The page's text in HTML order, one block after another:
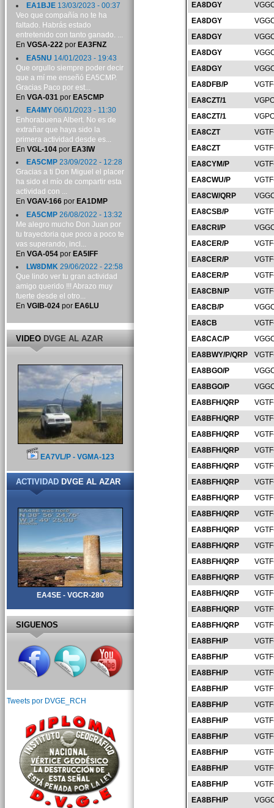
EA8DGY
EA8DGY
EA8DGY
EA8DGY
EA8DGY
EA8DFB/P
EA8CZT/1
EA8CZT/1
EA8CZT
EA8CZT
EA8CYM/P
EA8CWU/P
EA8CW/QRP
EA8CSB/P
EA8CRI/P
EA8CER/P
EA8CER/P
EA8CER/P
EA8CBN/P
EA8CB/P
EA8CB
EA8CAC/P
EA8BWY/P/QRP
EA8BGO/P
EA8BGO/P
EA8BFH/QRP
EA8BFH/QRP
EA8BFH/QRP
EA8BFH/QRP
EA8BFH/QRP
EA8BFH/QRP
EA8BFH/QRP
EA8BFH/QRP
EA8BFH/QRP
EA8BFH/QRP
EA8BFH/QRP
EA8BFH/QRP
EA8BFH/QRP
EA8BFH/QRP
EA8BFH/QRP
EA8BFH/P
EA8BFH/P
EA8BFH/P
EA8BFH/P
EA8BFH/P
EA8BFH/P
EA8BFH/P
EA8BFH/P
EA8BFH/P
EA8BFH/P
EA8BFH/P
EA1BJE13/03/2023 - 00:37
Veo que compañía no te ha
faltado. Habrás estado
entretenido con tanto ganado. ...
En VGSA-222por EA3FNZ
EA5NU 14/01/2023 - 19:43
Que orgullo siempre poder decir
que a mí me enseñó EA5CMP.
Gracias Paco por est...
En VGA-031 por EA5CMP
EA4MY06/01/2023 - 11:30
Enhorabuena Albert. No es de
extrañar que haya sido la
primera actividad desde es...
En VGL-104por EA3IW
EA5CMP23/09/2022 - 12:28
Gracias a ti Don Miguel el placer
ha sido el mío de compartir esta
actividad con ...
En VGAV-166por EA1DMP
EA5CMP26/08/2022 - 13:32
Me alegro mucho Don Juan por
tu trayectoria que poco a poco te
vas superando, incl...
En VGA-054por EA5IFF
LW8DMK29/06/2022 - 22:58
Que lindo ver tu gran actividad
amigo querido !!! Abrazo muy
fuerte desde el otro...
En VGIB-024por EA6LU
VIDEODVGE AL AZAR
EA7VL/P - VGMA-123
ACTIVIDADDVGE AL AZAR
EA4SE - VGCR-280
SIGUENOS
Tweets por DVGE_RCH